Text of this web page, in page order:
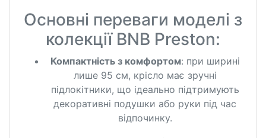
Основні переваги моделі з
колекції BNB Preston:
Компактність з комфортом: при ширині
лише 95 см, крісло має зручні
підлокітники, що ідеально підтримують
декоративні подушки або руки під час
відпочинку.